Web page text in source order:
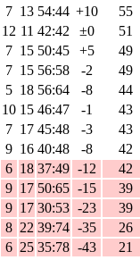
7 13 54:44 +10
55
12 11 42:42 ±0
51
7 15 50:45 +5
49
7 15 56:58 -2
49
5 18 56:64 -8
44
10 15 46:47 -1
43
7 17 45:48 -3
43
9 16 40:48 -8
42
6 18 37:49 -12
42
9 17 50:65 -15
39
9 17 30:53 -23
39
8 22 39:74 -35
26
6 25 35:78 -43 21